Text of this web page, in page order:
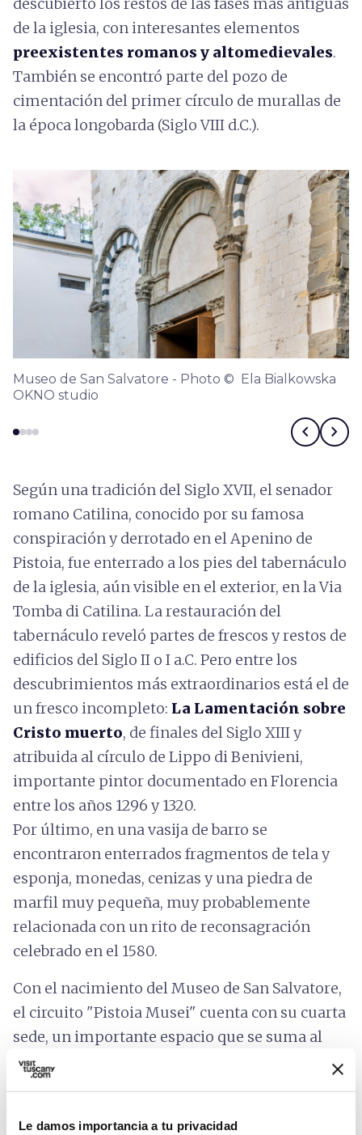
Le damos importancia a tu privacidad
de la iglesia, con interesantes elementos
preexistentes romanos y altomedievales.
También se encontró parte del pozo de
cimentación del primer círculo de murallas de
la época longobarda (Siglo VIII d.C.).
Museo de San Salvatore - Photo © Ela Bialkowska
OKNO studio
chevron_left chevron_right
Según una tradición del Siglo XVII, el senador
romano Catilina, conocido por su famosa
conspiración y derrotado en el Apenino de
Pistoia, fue enterrado a los pies del tabernáculo
de la iglesia, aún visible en el exterior, en la Via
Tomba di Catilina. La restauración del
tabernáculo reveló partes de frescos y restos de
edificios del Siglo II o I a.C. Pero entre los
descubrimientos más extraordinarios está el de
un fresco incompleto: La Lamentación sobre
Cristo muerto, de finales del Siglo XIII y
atribuida al círculo de Lippo di Benivieni,
importante pintor documentado en Florencia
entre los años 1296 y 1320.
Por último, en una vasija de barro se
encontraron enterrados fragmentos de tela y
esponja, monedas, cenizas y una piedra de
marfil muy pequeña, muy probablemente
relacionada con un rito de reconsagración
celebrado en el 1580.
Con el nacimiento del Museo de San Salvatore,
el circuito "Pistoia Musei" cuenta con su cuarta
sede, un importante espacio que se suma al
Palacio Buontalenti, al Palacio de' Rossi y al
Información sobre la accesibilidad: